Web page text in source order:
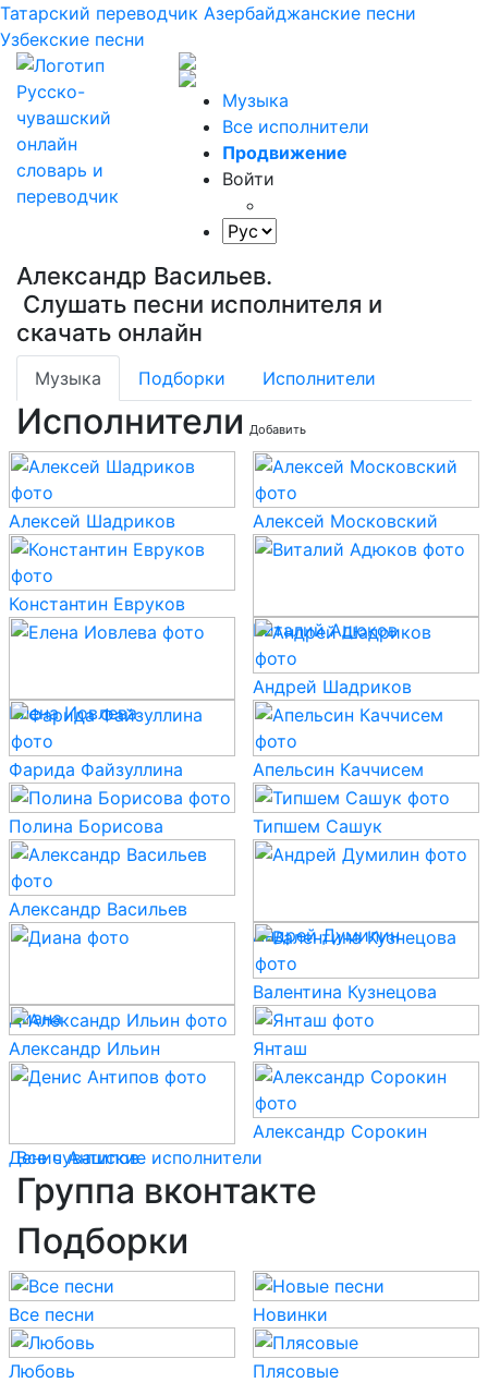
Татарский переводчик Азербайджанские песни
Узбекские песни
Музыка
Все исполнители
Продвижение
Войти
Александр Васильев.
Слушать песни исполнителя и
скачать онлайн
Музыка Подборки Исполнители
Исполнители Добавить
Алексей Шадриков Алексей Московский
Константин Евруков
Виталий Адюков
Елена Иовлева
Андрей Шадриков
Фарида Файзуллина Апельсин Каччисем
Полина Борисова Типшем Сашук
Александр Васильев
Андрей Думилин
Диана
Валентина Кузнецова
Александр Ильин Янташ
Денис Антипов
Александр Сорокин
Все чувашские исполнители
Группа вконтакте
Подборки
Все песни Новинки
Любовь Плясовые